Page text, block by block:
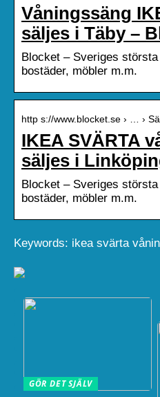
Våningssäng
säljes i Täby –
Blocket – Sveriges
bostäder, möbler m.m.
http s://www.blocket.se › … ›
IKEA SVÄRTA
säljes i
Blocket – Sveriges
bostäder, möbler m.m.
Keywords: ikea svärta
GÖR DET SJÄLV